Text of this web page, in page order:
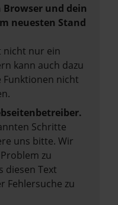
Browser und dein
neuesten Stand
nicht nur ein
kann auch dazu
nicht
Schritte
uns bitte. Wir
zu
diesen Text
Fehlersuche zu